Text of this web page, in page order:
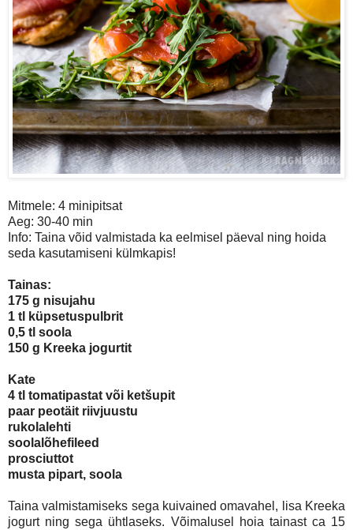
Mitmele: 4 minipitsat
Aeg: 30-40 min
Info: Taina võid valmistada ka eelmisel päeval ning hoida
seda kasutamiseni külmkapis!
Tainas:
175 g nisujahu
1 tl küpsetuspulbrit
0,5 tl soola
150 g Kreeka jogurtit
Kate
4 tl tomatipastat või ketšupit
paar peotäit riivjuustu
rukolalehti
soolalõhefileed
prosciuttot
musta pipart, soola
Taina valmistamiseks sega kuivained omavahel, lisa Kreeka
jogurt ning sega ühtlaseks. Võimalusel hoia tainast ca 15